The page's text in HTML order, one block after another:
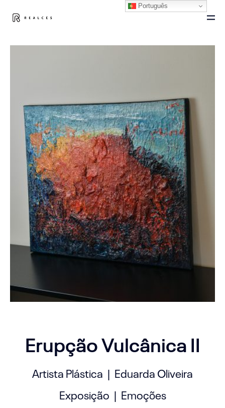
Erupção Vulcânica II
Artista Plástica | Eduarda Oliveira
Exposição | Emoções
Português